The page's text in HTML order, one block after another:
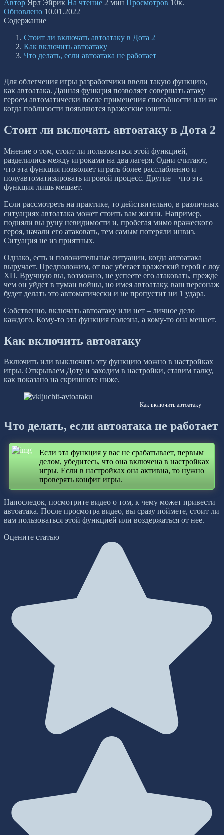
Автор Ярл Эйрик На чтение 2 мин Просмотров 10к.
Обновлено 10.01.2022
Содержание
Стоит ли включать автоатаку в Дота 2
Как включить автоатаку
Что делать, если автоатака не работает
Для облегчения игры разработчики ввели такую функцию,
как автоатака. Данная функция позволяет совершать атаку
героем автоматически после применения способности или же
когда поблизости появляются вражеские юниты.
Стоит ли включать автоатаку в Дота 2
Мнение о том, стоит ли пользоваться этой функцией,
разделились между игроками на два лагеря. Одни считают,
что эта функция позволяет играть более расслабленно и
полуавтоматизировать игровой процесс. Другие – что эта
функция лишь мешает.
Если рассмотреть на практике, то действительно, в различных
ситуациях автоатака может стоить вам жизни. Например,
подняли вы руну невидимости и, пробегая мимо вражеского
героя, начали его атаковать, тем самым потеряли инвиз.
Ситуация не из приятных.
Однако, есть и положительные ситуации, когда автоатака
выручает. Предположим, от вас убегает вражеский герой с лоу
ХП. Вручную вы, возможно, не успеете его атаковать, прежде
чем он уйдет в туман войны, но имея автоатаку, ваш персонаж
будет делать это автоматически и не пропустит ни 1 удара.
Собственно, включать автоатаку или нет – личное дело
каждого. Кому-то эта функция полезна, а кому-то она мешает.
Как включить автоатаку
Включить или выключить эту функцию можно в настройках
игры. Открываем Доту и заходим в настройки, ставим галку,
как показано на скриншоте ниже.
Как включить автоатаку
Что делать, если автоатака не работает
Если эта функция у вас не срабатывает, первым
делом, убедитесь, что она включена в настройках
игры. Если в настройках она активна, то нужно
проверять конфиг игры.
Напоследок, посмотрите видео о том, к чему может привести
автоатака. После просмотра видео, вы сразу поймете, стоит ли
вам пользоваться этой функцией или воздержаться от нее.
Оцените статью